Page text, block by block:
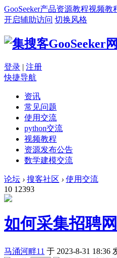
GooSeeker产品资源教程视频教
开启辅助访问 切换风格
登录 | 注册
快捷导航
资讯
常见问题
使用交流
python交流
视频教程
资源发布公告
数学建模交流
论坛 › 搜客社区 › 使用交流
10 12393
如何采集招聘
马涌河畔11 于 2023-8-31 18:36